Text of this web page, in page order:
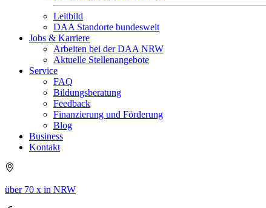
Leitbild
DAA Standorte bundesweit
Jobs & Karriere
Arbeiten bei der DAA NRW
Aktuelle Stellenangebote
Service
FAQ
Bildungsberatung
Feedback
Finanzierung und Förderung
Blog
Business
Kontakt
über 70 x in NRW